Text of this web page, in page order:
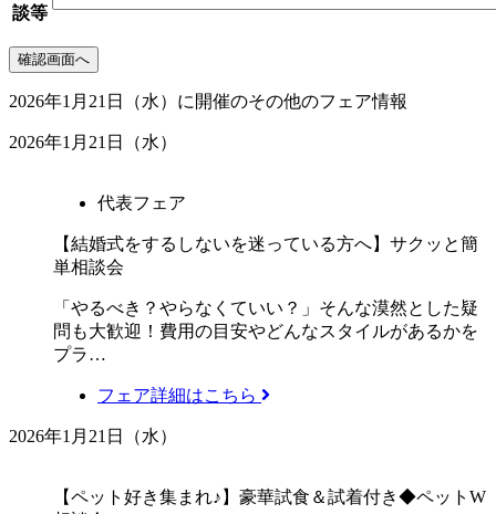
談等
2026年1月21日（水）に開催のその他のフェア情報
2026年1月21日（水）
代表フェア
【結婚式をするしないを迷っている方へ】サクッと簡
単相談会
「やるべき？やらなくていい？」そんな漠然とした疑
問も大歓迎！費用の目安やどんなスタイルがあるかを
プラ…
フェア詳細はこちら
2026年1月21日（水）
【ペット好き集まれ♪】豪華試食＆試着付き◆ペットW